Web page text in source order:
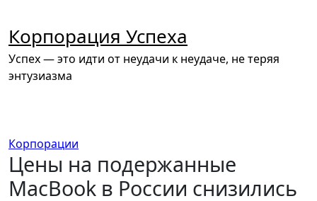
содержимому
Корпорация Успеха
Успех — это идти от неудачи к неудаче, не теряя
энтузиазма
Корпорации
Цены на подержанные
MacBook в России снизились